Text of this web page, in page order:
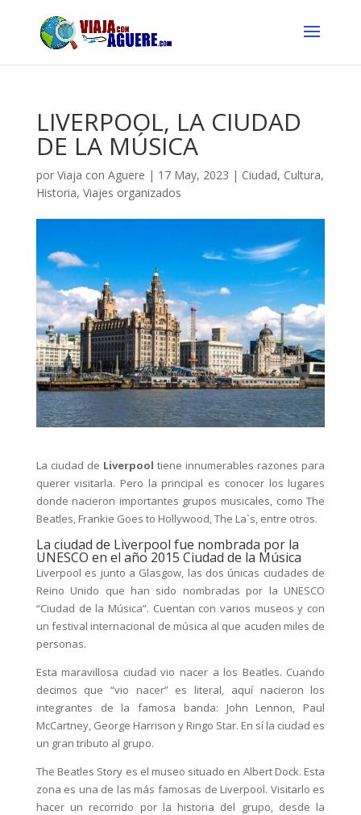
LIVERPOOL, LA CIUDAD
DE LA MÚSICA
por Viaja con Aguere | 17 May, 2023 | Ciudad, Cultura,
Historia, Viajes organizados
La ciudad de Liverpool tiene innumerables razones para
querer visitarla. Pero la principal es conocer los lugares
donde nacieron importantes grupos musicales, como The
Beatles, Frankie Goes to Hollywood, The La`s, entre otros.
La ciudad de Liverpool fue nombrada por la
UNESCO en el año 2015 Ciudad de la Música
Liverpool es junto a Glasgow, las dos únicas ciudades de
Reino Unido que han sido nombradas por la UNESCO
“Ciudad de la Música”. Cuentan con varios museos y con
un festival internacional de música al que acuden miles de
personas.
Esta maravillosa ciudad vio nacer a los Beatles. Cuando
decimos que “vio nacer” es literal, aquí nacieron los
integrantes de la famosa banda: John Lennon, Paul
McCartney, George Harrison y Ringo Star. En sí la ciudad es
un gran tributo al grupo.
The Beatles Story es el museo situado en Albert Dock. Esta
zona es una de las más famosas de Liverpool. Visitarlo es
hacer un recorrido por la historia del grupo, desde la